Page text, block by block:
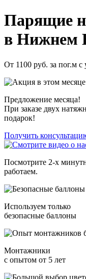
Парящие
в Нижнем
От 1100 руб. за пог.м с
Предложение месяца!
При заказе двух
подарок!
Получить
Посмотрите 2-х
работаем.
Используем только
безопасные баллоны
Монтажники
с опытом от 5 лет